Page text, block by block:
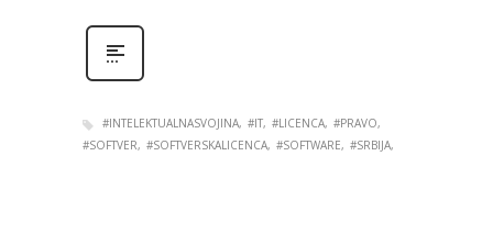
#INTELEKTUALNASVOJINA #IT #LICENCA #PRAVO
#SOFTVER
#SOFTVERSKALICENCA #SOFTWARE #SRBIJA